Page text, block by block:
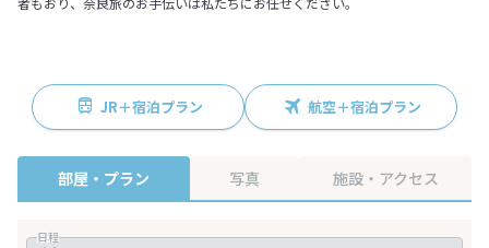
JR＋宿泊プラン 航空＋宿泊プラン
部屋・プラン 写真 施設・アクセス
日程